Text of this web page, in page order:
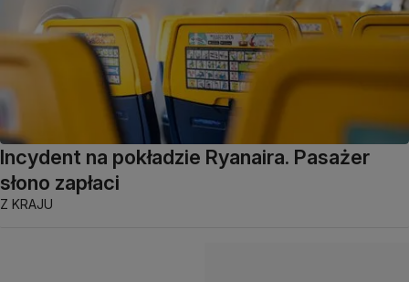
Incydent na pokładzie Ryanaira. Pasażer
słono zapłaci
Z KRAJU